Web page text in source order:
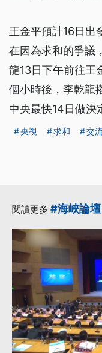
王金平預計16日出
在因為求和的爭議
龍13日下午前往王
個小時後，李乾龍
中央最快14日做決
央視 求和 交
閱讀更多 #海峽論壇